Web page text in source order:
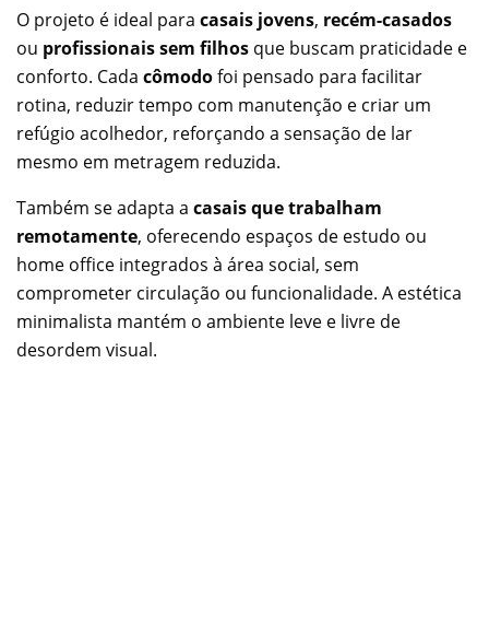
O projeto é ideal para casais jovens, recém-casados
ou profissionais sem filhos que buscam praticidade e
conforto. Cada cômodofoi pensado para facilitar
rotina, reduzir tempo com manutenção e criar um
refúgio acolhedor, reforçando a sensação de lar
mesmo em metragem reduzida.
Também se adapta a casais que trabalham
remotamente, oferecendo espaços de estudo ou
home office integrados à área social, sem
comprometer circulação ou funcionalidade. A estética
minimalista mantém o ambiente leve e livre de
desordem visual.